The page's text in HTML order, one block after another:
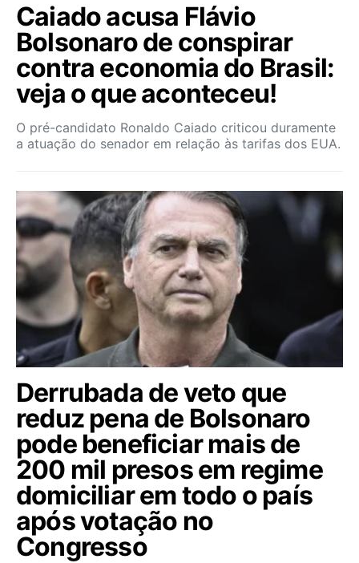
Caiado acusa Flávio
Bolsonaro de conspirar
contra economia do Brasil:
veja o que aconteceu!
O pré-candidato Ronaldo Caiado criticou duramente
a atuação do senador em relação às tarifas dos EUA.
Derrubada de veto que
reduz pena de Bolsonaro
pode beneficiar mais de
200 mil presos em regime
domiciliar em todo o país
após votação no
Congresso